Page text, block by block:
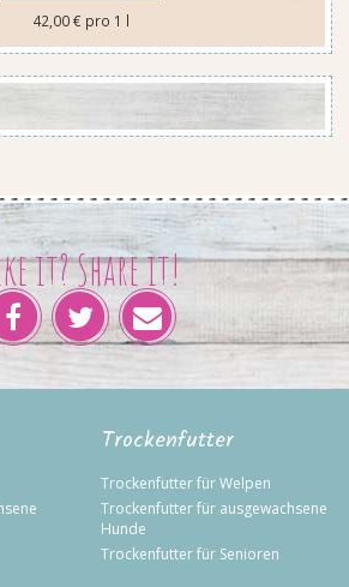
42,00 € pro 1 l
it? Share it!
Trockenfutter
Trockenfutter für Welpen
Trockenfutter für ausgewachsene
Hunde
Trockenfutter für Senioren